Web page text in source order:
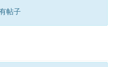
帖子